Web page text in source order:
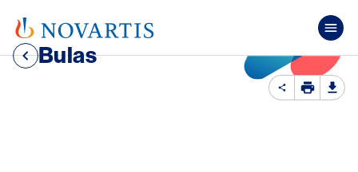
Bulas